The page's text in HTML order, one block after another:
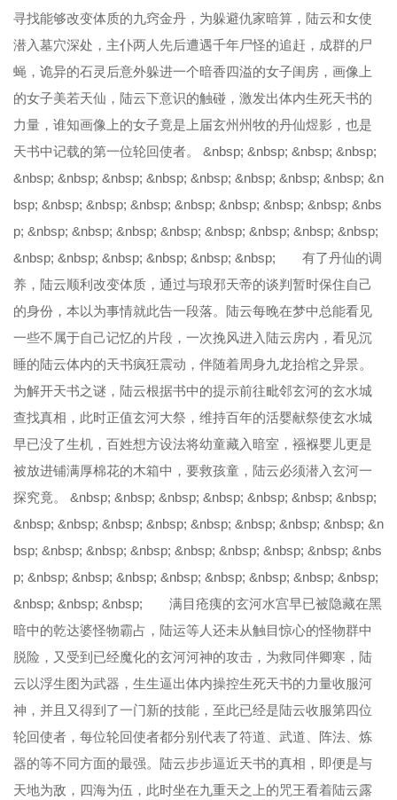
寻找能够改变体质的九窍金丹，为躲避仇家暗算，陆云和女使
潜入墓穴深处，主仆两人先后遭遇千年尸怪的追赶，成群的尸
蝇，诡异的石灵后意外躲进一个暗香四溢的女子闺房，画像上
的女子美若天仙，陆云下意识的触碰，激发出体内生死天书的
力量，谁知画像上的女子竟是上届玄州州牧的丹仙煜影，也是
天书中记载的第一位轮回使者。 &nbsp; &nbsp; &nbsp; &nbsp;
&nbsp; &nbsp; &nbsp; &nbsp; &nbsp; &nbsp; &nbsp; &nbsp; &n
bsp; &nbsp; &nbsp; &nbsp; &nbsp; &nbsp; &nbsp; &nbsp; &nbs
p; &nbsp; &nbsp; &nbsp; &nbsp; &nbsp; &nbsp; &nbsp; &nbsp;
&nbsp; &nbsp; &nbsp; &nbsp; &nbsp; &nbsp; 有了丹仙的调
养，陆云顺利改变体质，通过与琅邪天帝的谈判暂时保住自己
的身份，本以为事情就此告一段落。陆云每晚在梦中总能看见
一些不属于自己记忆的片段，一次挽风进入陆云房内，看见沉
睡的陆云体内的天书疯狂震动，伴随着周身九龙抬棺之异景。
为解开天书之谜，陆云根据书中的提示前往毗邻玄河的玄水城
查找真相，此时正值玄河大祭，维持百年的活婴献祭使玄水城
早已没了生机，百姓想方设法将幼童藏入暗室，襁褓婴儿更是
被放进铺满厚棉花的木箱中，要救孩童，陆云必须潜入玄河一
探究竟。 &nbsp; &nbsp; &nbsp; &nbsp; &nbsp; &nbsp; &nbsp;
&nbsp; &nbsp; &nbsp; &nbsp; &nbsp; &nbsp; &nbsp; &nbsp; &n
bsp; &nbsp; &nbsp; &nbsp; &nbsp; &nbsp; &nbsp; &nbsp; &nbs
p; &nbsp; &nbsp; &nbsp; &nbsp; &nbsp; &nbsp; &nbsp; &nbsp;
&nbsp; &nbsp; &nbsp; 满目疮痍的玄河水宫早已被隐藏在黑
暗中的乾达婆怪物霸占，陆运等人还未从触目惊心的怪物群中
脱险，又受到已经魔化的玄河河神的攻击，为救同伴卿寒，陆
云以浮生图为武器，生生逼出体内操控生死天书的力量收服河
神，并且又得到了一门新的技能，至此已经是陆云收服第四位
轮回使者，每位轮回使者都分别代表了符道、武道、阵法、炼
器的等不同方面的最强。陆云步步逼近天书的真相，即便是与
天地为敌，四海为伍，此时坐在九重天之上的咒王看着陆云露